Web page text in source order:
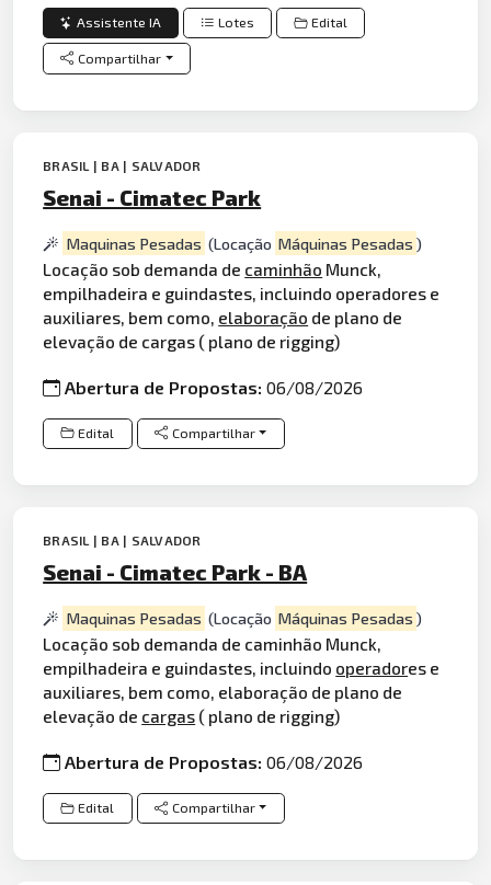
Assistente IA Lotes Edital
Compartilhar
BRASIL | BA | SALVADOR
Senai - Cimatec Park
Maquinas Pesadas (Locação Máquinas Pesadas )
Locação sob demanda de caminhão Munck,
empilhadeira e guindastes, incluindo operadores e
auxiliares, bem como, elaboração de plano de
elevação de cargas ( plano de rigging)
Abertura de Propostas:06/08/2026
Edital Compartilhar
BRASIL | BA | SALVADOR
Senai - Cimatec Park - BA
Maquinas Pesadas (Locação Máquinas Pesadas )
Locação sob demanda de caminhão Munck,
empilhadeira e guindastes, incluindo operadores e
auxiliares, bem como, elaboração de plano de
elevação de cargas ( plano de rigging)
Abertura de Propostas:06/08/2026
Edital Compartilhar